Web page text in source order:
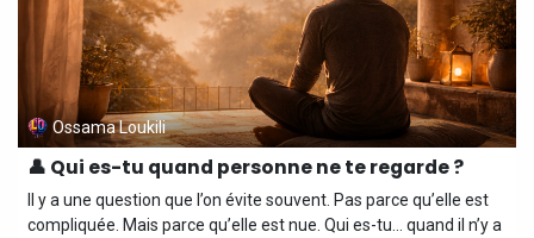
Ossama Loukili
👤 Qui es-tu quand personne ne te regarde ?
Il y a une question que l’on évite souvent. Pas parce qu’elle est
compliquée. Mais parce qu’elle est nue. Qui es-tu… quand il n’y a